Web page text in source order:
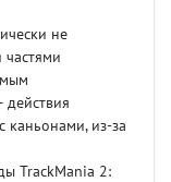
не
каньонами, из-за
TrackMania 2: